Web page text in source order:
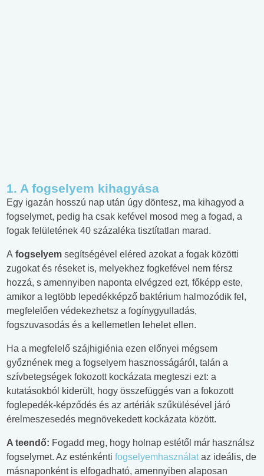
1. A fogselyem kihagyása
Egy igazán hosszú nap után úgy döntesz, ma kihagyod a
fogselymet, pedig ha csak kefével mosod meg a fogad, a
fogak felületének 40 százaléka tisztítatlan marad.
A fogselyem segítségével eléred azokat a fogak közötti
zugokat és réseket is, melyekhez fogkefével nem férsz
hozzá, s amennyiben naponta elvégzed ezt, főképp este,
amikor a legtöbb lepedékképző baktérium halmozódik fel,
megfelelően védekezhetsz a fogínygyulladás,
fogszuvasodás és a kellemetlen lehelet ellen.
Ha a megfelelő szájhigiénia ezen előnyei mégsem
győznének meg a fogselyem hasznosságáról, talán a
szívbetegségek fokozott kockázata megteszi ezt: a
kutatásokból kiderült, hogy összefüggés van a fokozott
foglepedék-képződés és az artériák szűkülésével járó
érelmeszesedés megnövekedett kockázata között.
A teendő: Fogadd meg, hogy holnap estétől már használsz
fogselymet. Az esténkénti fogselyemhasználataz ideális, de
másnaponként is elfogadható, amennyiben alaposan